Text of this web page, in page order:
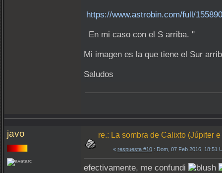
https://www.astrobin.com/full/
En mi caso con el S arriba. "
Mi imagen es la que tiene el Sur
Saludos
javo re.: La sombra de Calixto (Júpiter
« respuesta #10 : Dom, 07 Feb 2016, 18:51
efectivamente, me confundi